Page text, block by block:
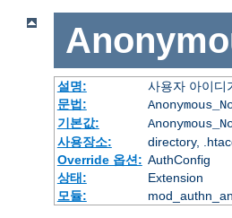
설명:
사용자 아이디
문법:
기본값:
사용장소:
directory,
Override 옵션: AuthConfig
상태:
Extension
모듈: